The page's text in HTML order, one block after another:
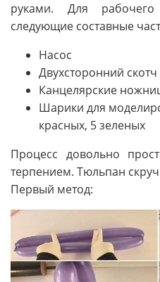
руками. Для рабочего
следующие составные
Насос
Двухсторонний скотч
Канцелярские
Шарики для
красных, 5 зеленых
Процесс довольно
терпением. Тюльпан
Первый метод: